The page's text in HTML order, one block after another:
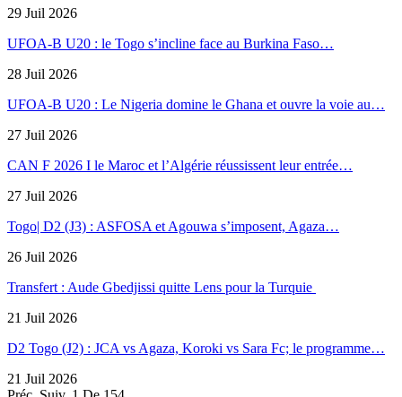
29 Juil 2026
UFOA-B U20 : le Togo s’incline face au Burkina Faso…
28 Juil 2026
UFOA-B U20 : Le Nigeria domine le Ghana et ouvre la voie au…
27 Juil 2026
CAN F 2026 I le Maroc et l’Algérie réussissent leur entrée…
27 Juil 2026
Togo| D2 (J3) : ASFOSA et Agouwa s’imposent, Agaza…
26 Juil 2026
Transfert : Aude Gbedjissi quitte Lens pour la Turquie
21 Juil 2026
D2 Togo (J2) : JCA vs Agaza, Koroki vs Sara Fc; le programme…
21 Juil 2026